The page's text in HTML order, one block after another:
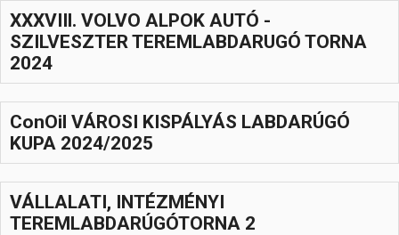
XXXVIIl. VOLVO ALPOK AUTÓ -
SZILVESZTER TEREMLABDARUGÓ TORNA
2024
ConOil VÁROSI KISPÁLYÁS LABDARÚGÓ
KUPA 2024/2025
VÁLLALATI, INTÉZMÉNYI
TEREMLABDARÚGÓTORNA 2